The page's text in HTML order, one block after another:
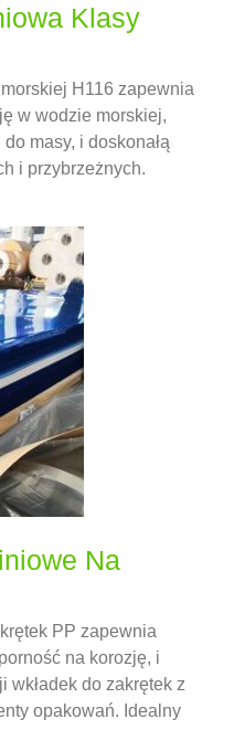
Klasy
H116 zapewnia
w wodzie morskiej,
masy, i doskonałą
i przybrzeżnych.
Na
PP zapewnia
na korozję, i
wkładek do zakrętek z
opakowań. Idealny